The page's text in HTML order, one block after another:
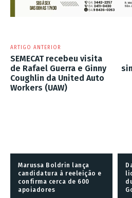
ARTIGO ANTERIOR
SEMECAT recebeu visita
de Rafael Guerra e Ginny
Coughlin da United Auto
Workers (UAW)
Marussa Boldrin lança
candidatura à reeleição e
confirma cerca de 600
apoiadores